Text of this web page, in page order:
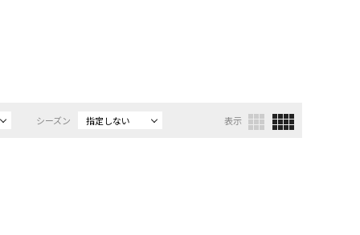
シーズン 指定しない 表示